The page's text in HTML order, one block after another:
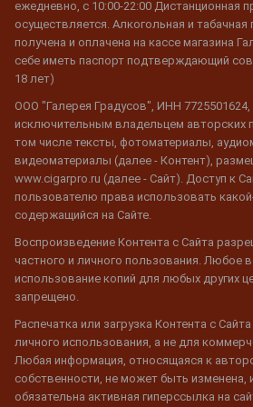
ежедневно, с 10:00-22:00 Дистанционная
осуществляется. Алкогольная и
получена и оплачена на кассе магазина
себе иметь паспорт подтверждающий
18 лет)
ООО "Галерея Градусов", ИНН 7725501624,
исключительным владельцем авторских
том числе тексты, фотоматериалы,
видеоматериалы (далее - Контент),
www.cigarpro.ru (далее - Сайт). Доступ к
пользователю права использовать
содержащийся на Сайте.
Воспроизведение Контента с Сайта
частного и личного пользования. Любое
использование копий для любых других
запрещено.
Распечатка или загрузка Контента с
личного использования, а не для
Любая информация, относящаяся к
собственности, не может быть изменена,
обязательна активная гиперссылка на